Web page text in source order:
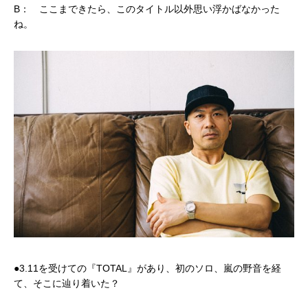
B： ここまできたら、このタイトル以外思い浮かばなかった
ね。
●3.11を受けての『TOTAL』があり、初のソロ、嵐の野音を経
て、そこに辿り着いた？